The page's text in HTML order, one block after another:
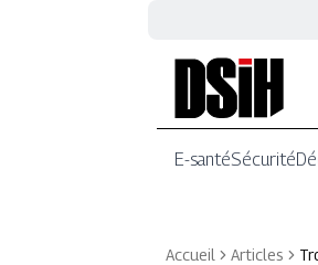
E-santéSécurité
Accueil
Articles